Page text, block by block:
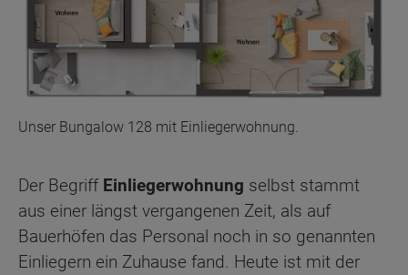
Unser Bungalow 128 mit Einliegerwohnung.
Der Begriff Einliegerwohnung selbst stammt
aus einer längst vergangenen Zeit, als auf
Bauerhöfen das Personal noch in so genannten
Einliegern ein Zuhause fand. Heute ist mit der